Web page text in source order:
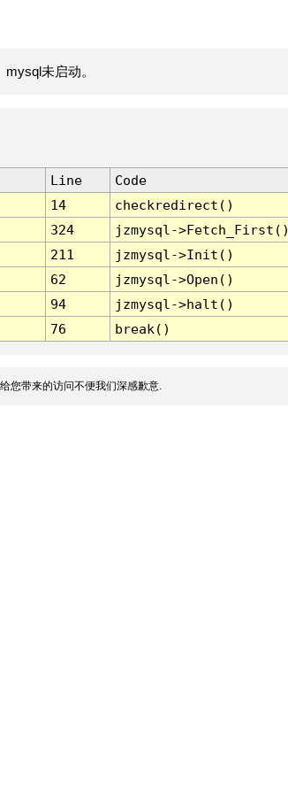
未启动。
Line
Code
14
checkredirect()
324
jzmysql-
211
jzmysql->Init()
62
jzmysql->Open()
94
jzmysql->halt()
76 break()
您带来的访问不便我们深感歉意.